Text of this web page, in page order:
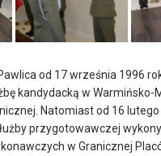
od 17 września 1996
kandydacką w Warmińsko-
Natomiast od 16
przygotowawczej
w Granicznej